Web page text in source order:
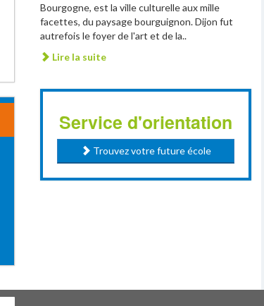
Bourgogne, est la ville culturelle aux mille
facettes, du paysage bourguignon. Dijon fut
autrefois le foyer de l'art et de la..
Lire la suite
Service d'orientation
Trouvez votre future école